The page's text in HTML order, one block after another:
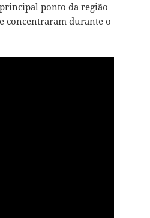
ponto da região
concentraram durante o